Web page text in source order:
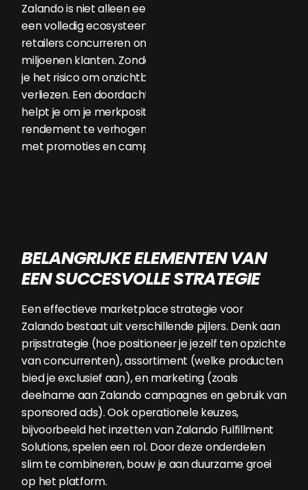
Zalando is niet alleen een verkoopkanaal, maar
een volledig ecosysteem waarin merken en
retailers concurreren om de aandacht van
miljoenen klanten. Zonder duidelijke strategie loop
je het risico om onzichtbaar te blijven of marge te
verliezen. Een doordachte marketplace strategie
helpt je om je merkpositie te versterken,
rendement te verhogen en efficiënt om te gaan
met promoties en campagnes.
BELANGRIJKE ELEMENTEN VAN
EEN SUCCESVOLLE STRATEGIE
Een effectieve marketplace strategie voor
Zalando bestaat uit verschillende pijlers. Denk aan
prijsstrategie (hoe positioneer je jezelf ten opzichte
van concurrenten), assortiment (welke producten
bied je exclusief aan), en marketing (zoals
deelname aan Zalando campagnes en gebruik van
sponsored ads). Ook operationele keuzes,
bijvoorbeeld het inzetten van Zalando Fulfillment
Solutions, spelen een rol. Door deze onderdelen
slim te combineren, bouw je aan duurzame groei
op het platform.